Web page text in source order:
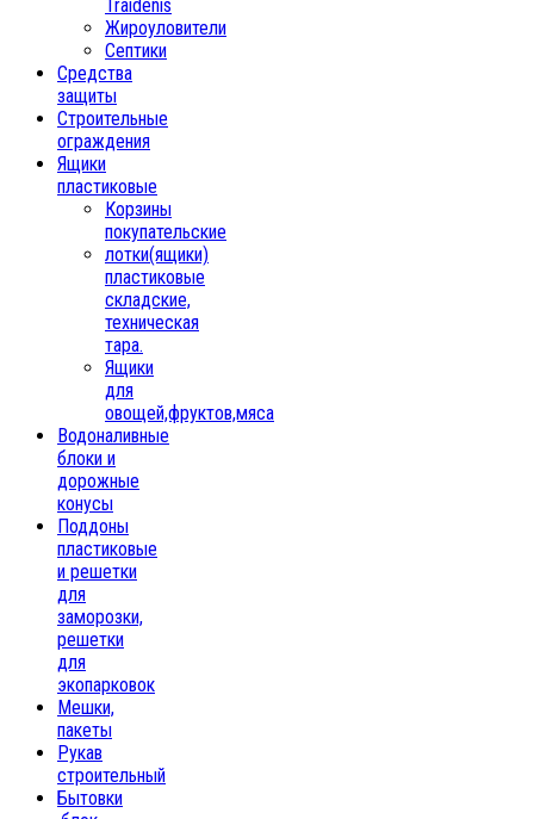
Traidenis
Жироуловители
Септики
Средства
защиты
Строительные
ограждения
Ящики
пластиковые
Корзины
покупательские
лотки(ящики)
пластиковые
складские,
техническая
тара.
Ящики
для
овощей,фруктов,мяса
Водоналивные
блоки и
дорожные
конусы
Поддоны
пластиковые
и решетки
для
заморозки,
решетки
для
экопарковок
Мешки,
пакеты
Рукав
строительный
Бытовки